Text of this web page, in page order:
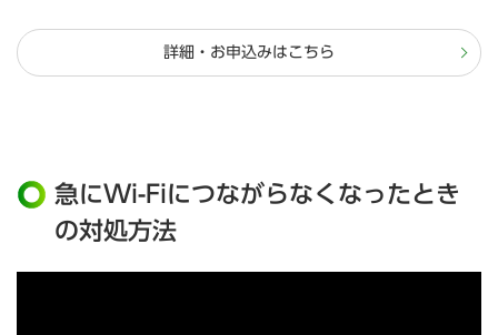
詳細・お申込みはこちら
急にWi-Fiにつながらなくなったとき
の対処方法